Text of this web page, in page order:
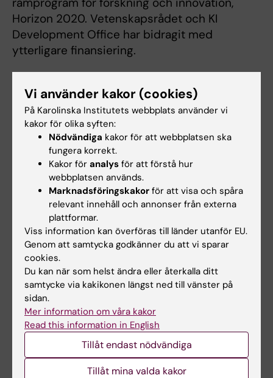
Horizon 2020. Vetenskapsrådet och KI
Development Office har bidragit med
ytterligare finansiering.
Aminosyrasekvensen för Ty1 finns tillgänglig i
den vetenskapliga studien och kan inom kort
hittas iNCBI GenBank sequence database
under koden MT784731.
Publikation
An alpaca nanobody neutralizes SARS-CoV-2
by blocking receptor interaction
,” Leo
Hanke, Laura Vidakovics Perez, Daniel J.
Sheward, Hrishikesh Das, Tim Schulte, Ainhoa
Moliner-Morro, Martin Corcoran, Adnane
Achour, Gunilla B. Karlsson Hedestam, B. Martin
Hällberg, Ben Murrell and Gerald M. McInerney,
Nature Communications
2020, doi: 10.1038/s41467-020-18174-5
Mer läsning
Vi använder kakor (cookies)
På Karolinska Institutets webbplats använder vi
kakor för olika syften:
Nödvändiga kakor för att webbplatsen ska
fungera korrekt.
Kakor för analys för att förstå hur
webbplatsen används.
Marknadsföringskakor för att visa och spåra
relevant innehåll och annonser från externa
plattformar.
Viss information kan överföras till länder utanför EU.
Genom att samtycka godkänner du att vi sparar
cookies.
Du kan när som helst ändra eller återkalla ditt
samtycke via kakikonen längst ned till vänster på
sidan.
Mer information om våra kakor
Read this information in English
Tillåt endast nödvändiga
Tillåt mina valda kakor